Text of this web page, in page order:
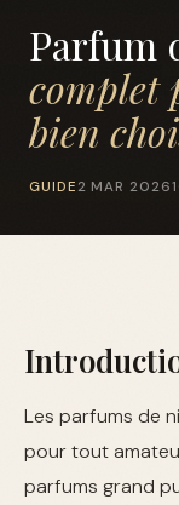
Parfum
complet
bien
GUIDE 2 MAR 2026
Les parfums de
pour tout
parfums grand